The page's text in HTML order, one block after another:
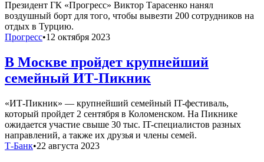
Президент ГК «Прогресс» Виктор Тарасенко нанял
воздушный борт для того, чтобы вывезти 200 сотрудников на
отдых в Турцию.
Прогресс•12 октября 2023
В Москве пройдет крупнейший
семейный ИТ-Пикник
«ИТ-Пикник» — крупнейший семейный IT-фестиваль,
который пройдет 2 сентября в Коломенском. На Пикнике
ожидается участие свыше 30 тыс. IT-специалистов разных
направлений, а также их друзья и члены семей.
Т-Банк•22 августа 2023